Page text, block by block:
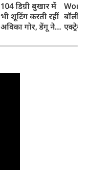
104 डिग्री बुखार में
भी शूटिंग करती रहीं
अविका गोर, डेंगू ने
अस्पताल में भर्ती
प्यार